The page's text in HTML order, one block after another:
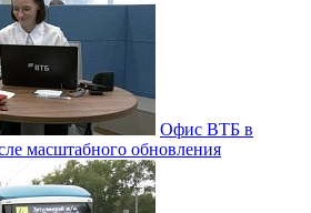
Офис ВТБ в
масштабного обновления